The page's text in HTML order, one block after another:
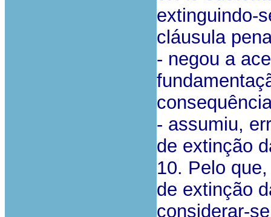
extinguindo-
cláusula
- negou a
- assumiu,
de extinção
10. Pelo
de extinção
considerar-